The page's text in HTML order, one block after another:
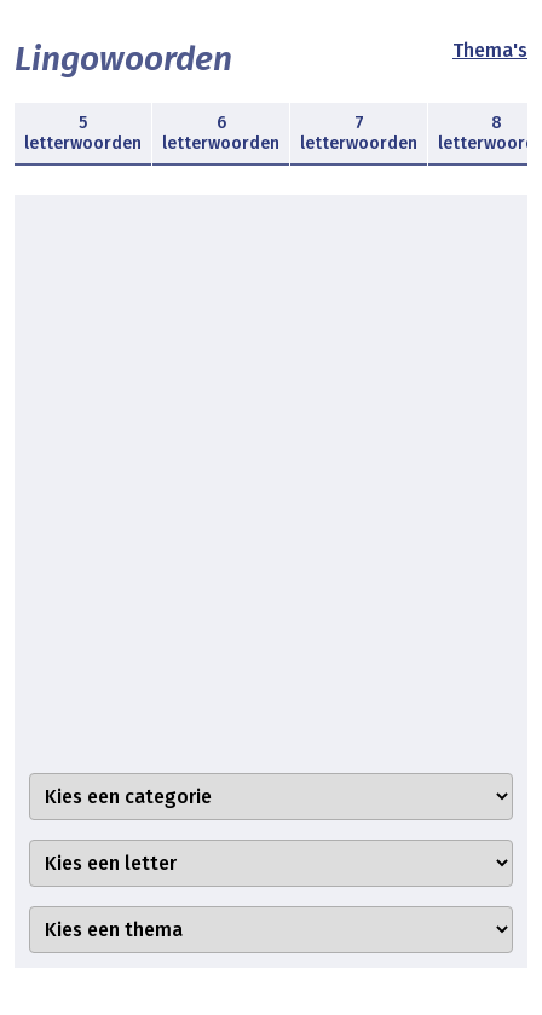
Lingowoorden Thema's
5
letterwoorden
6
letterwoorden
7
letterwoorden
8